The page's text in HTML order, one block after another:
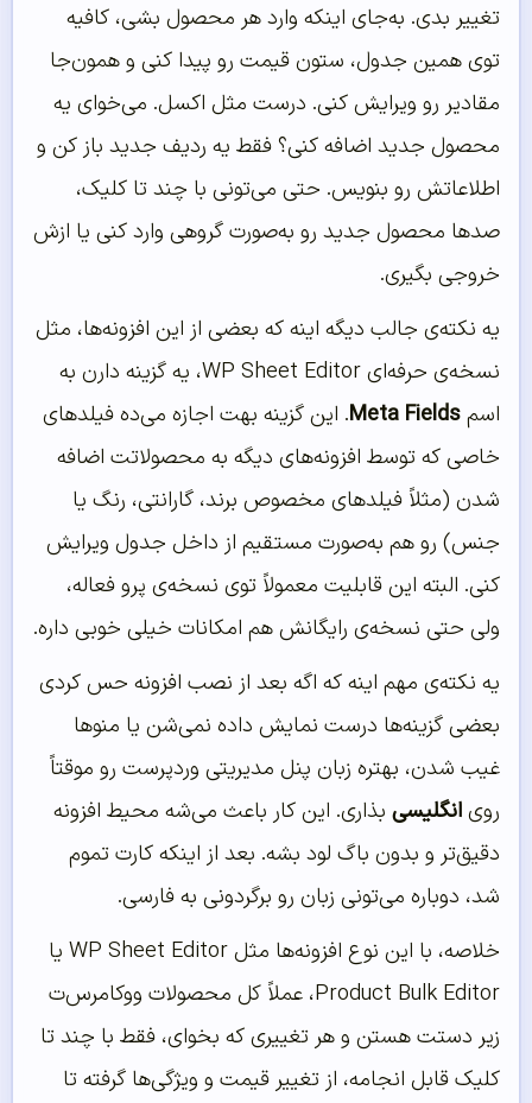
تغییر بدی. به‌جای اینکه وارد هر محصول بشی، کافیه
توی همین جدول، ستون قیمت رو پیدا کنی و همون‌جا
مقادیر رو ویرایش کنی. درست مثل اکسل. می‌خوای یه
محصول جدید اضافه کنی؟ فقط یه ردیف جدید باز کن و
اطلاعاتش رو بنویس. حتی می‌تونی با چند تا کلیک،
صدها محصول جدید رو به‌صورت گروهی وارد کنی یا ازش
خروجی بگیری.
یه نکته‌ی جالب دیگه اینه که بعضی از این افزونه‌ها، مثل
نسخه‌ی حرفه‌ای WP Sheet Editor، یه گزینه دارن به
اسمMeta Fields. این گزینه بهت اجازه می‌ده فیلدهای
خاصی که توسط افزونه‌های دیگه به محصولاتت اضافه
شدن (مثلاً فیلدهای مخصوص برند، گارانتی، رنگ یا
جنس) رو هم به‌صورت مستقیم از داخل جدول ویرایش
کنی. البته این قابلیت معمولاً توی نسخه‌ی پرو فعاله،
ولی حتی نسخه‌ی رایگانش هم امکانات خیلی خوبی داره.
یه نکته‌ی مهم اینه که اگه بعد از نصب افزونه حس کردی
بعضی گزینه‌ها درست نمایش داده نمی‌شن یا منوها
غیب شدن، بهتره زبان پنل مدیریتی وردپرست رو موقتاً
رویانگلیسی بذاری. این کار باعث می‌شه محیط افزونه
دقیق‌تر و بدون باگ لود بشه. بعد از اینکه کارت تموم
شد، دوباره می‌تونی زبان رو برگردونی به فارسی.
خلاصه، با این نوع افزونه‌ها مثل WP Sheet Editor یا
Product Bulk Editor، عملاً کل محصولات ووکامرس‌ت
زیر دستت هستن و هر تغییری که بخوای، فقط با چند تا
کلیک قابل انجامه، از تغییر قیمت و ویژگی‌ها گرفته تا